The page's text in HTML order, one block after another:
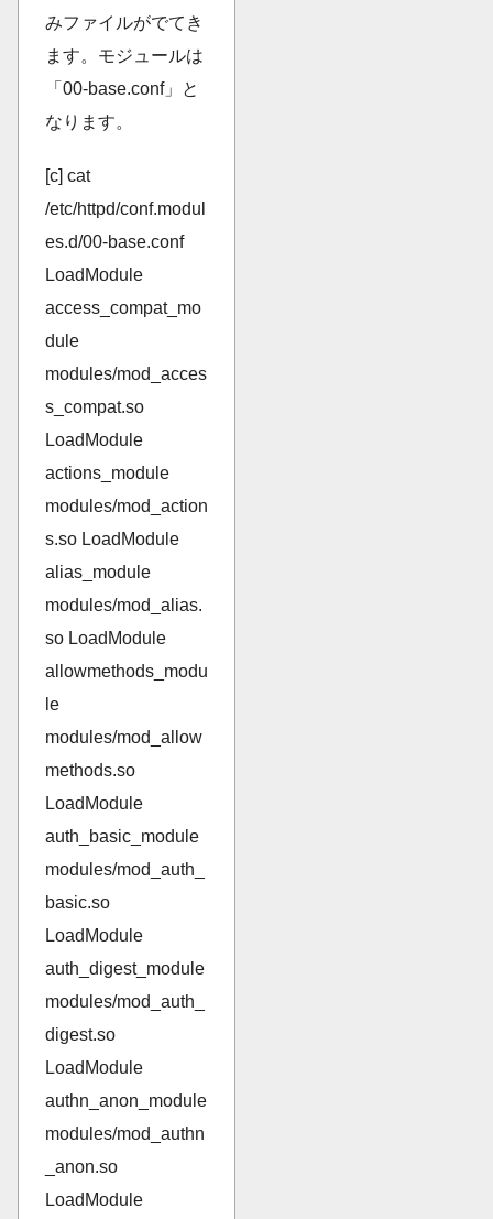
みファイルがでてき
ます。モジュールは
「00-base.conf」と
なります。
[c] cat
/etc/httpd/conf.modul
es.d/00-base.conf
LoadModule
access_compat_mo
dule
modules/mod_acces
s_compat.so
LoadModule
actions_module
modules/mod_action
s.so LoadModule
alias_module
modules/mod_alias.
so LoadModule
allowmethods_modu
le
modules/mod_allow
methods.so
LoadModule
auth_basic_module
modules/mod_auth_
basic.so
LoadModule
auth_digest_module
modules/mod_auth_
digest.so
LoadModule
authn_anon_module
modules/mod_authn
_anon.so
LoadModule